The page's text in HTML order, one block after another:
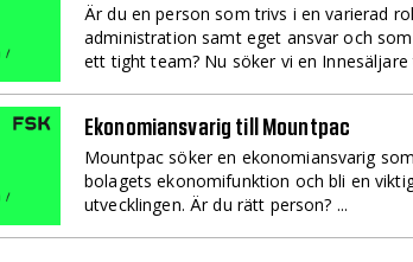
Är du en person som trivs i en varierad
administration samt eget ansvar och
ett tight team? Nu söker vi en Innesäljare
Ekonomiansvarig till Mountpac
Mountpac söker en ekonomiansvarig
bolagets ekonomifunktion och bli en
utvecklingen. Är du rätt person? ...